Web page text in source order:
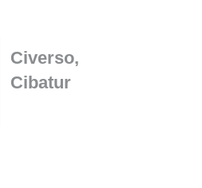
Civerso,
Cibatur